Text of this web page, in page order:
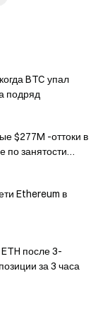
BTC упал
подряд
$277M -оттоки в
по занятости
Ethereum в
после 3-
за 3 часа